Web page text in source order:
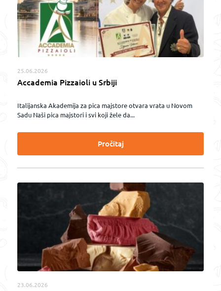
25.06.2026
Accademia Pizzaioli u Srbiji
Italijanska Akademija za pica majstore otvara vrata u Novom
Sadu Naši pica majstori i svi koji žele da...
Pročitaj
23.06.2026